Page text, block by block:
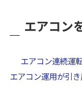
エアコン
エアコン連続運
エアコン運用が引